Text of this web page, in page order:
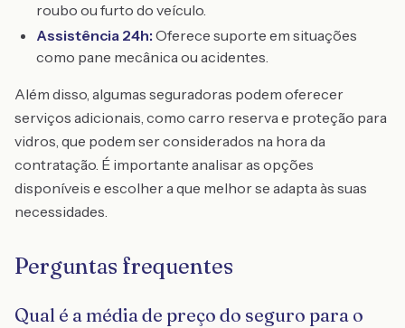
roubo ou furto do veículo.
Assistência 24h: Oferece suporte em situações
como pane mecânica ou acidentes.
Além disso, algumas seguradoras podem oferecer
serviços adicionais, como carro reserva e proteção para
vidros, que podem ser considerados na hora da
contratação. É importante analisar as opções
disponíveis e escolher a que melhor se adapta às suas
necessidades.
Perguntas frequentes
Qual é a média de preço do seguro para o